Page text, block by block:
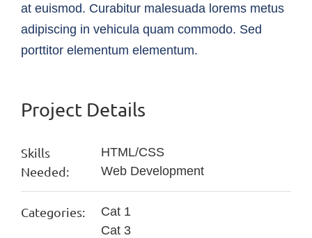
at euismod. Curabitur malesuada lorems metus
adipiscing in vehicula quam commodo. Sed
porttitor elementum elementum.
Project Details
Skills
Needed:
HTML/CSS
Web Development
Categories:
Cat 1
Cat 3